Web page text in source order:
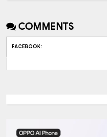
COMMENTS
FACEBOOK: